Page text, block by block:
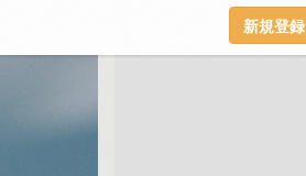
新規登録